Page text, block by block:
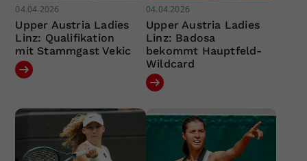
04.04.2026
Upper Austria Ladies
Linz: Qualifikation
mit Stammgast Vekic
04.04.2026
Upper Austria Ladies
Linz: Badosa
bekommt Hauptfeld-
Wildcard